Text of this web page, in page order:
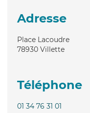
Adresse
Place Lacoudre
78930 Villette
Téléphone
01 34 76 31 01